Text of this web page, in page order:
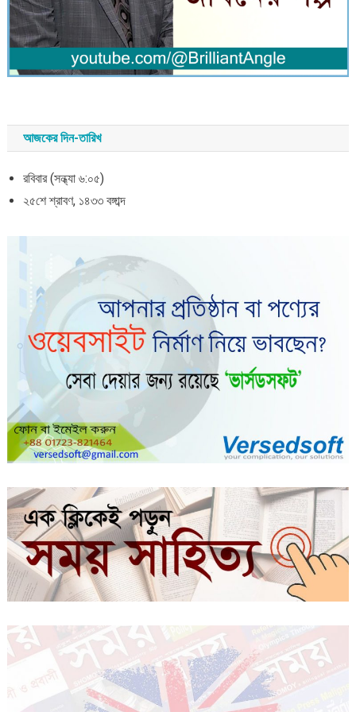
আজকের দিন-তারিখ
রবিবার (সন্ধ্যা ৬:০৫)
২৫শে শ্রাবণ, ১৪৩৩ বঙ্গাব্দ